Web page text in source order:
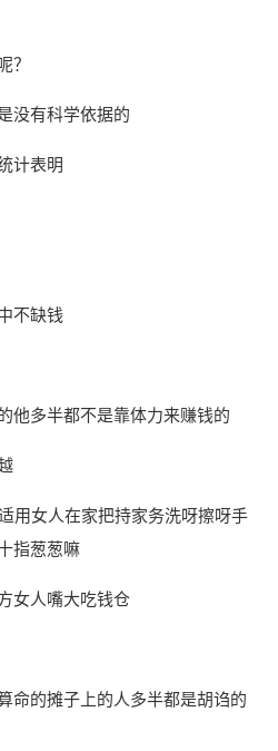
？
没有科学依据的
计表明
不缺钱
他多半都不是靠体力来赚钱的
用女人在家把持家务洗呀擦呀手
指葱葱嘛
女人嘴大吃钱仓
命的摊子上的人多半都是胡诌的